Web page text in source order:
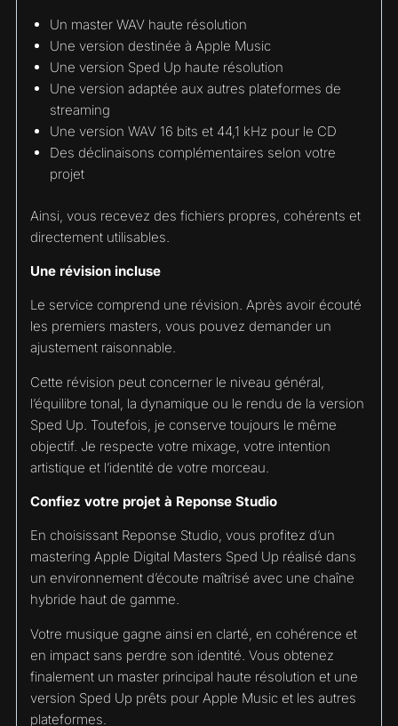
Un master WAV haute résolution
Une version destinée à Apple Music
Une version Sped Up haute résolution
Une version adaptée aux autres plateformes de
streaming
Une version WAV 16 bits et 44,1 kHz pour le CD
Des déclinaisons complémentaires selon votre
projet
Ainsi, vous recevez des fichiers propres, cohérents et
directement utilisables.
Une révision incluse
Le service comprend une révision. Après avoir écouté
les premiers masters, vous pouvez demander un
ajustement raisonnable.
Cette révision peut concerner le niveau général,
l’équilibre tonal, la dynamique ou le rendu de la version
Sped Up. Toutefois, je conserve toujours le même
objectif. Je respecte votre mixage, votre intention
artistique et l’identité de votre morceau.
Confiez votre projet à Reponse Studio
En choisissant Reponse Studio, vous profitez d’un
mastering Apple Digital Masters Sped Up réalisé dans
un environnement d’écoute maîtrisé avec une chaîne
hybride haut de gamme.
Votre musique gagne ainsi en clarté, en cohérence et
en impact sans perdre son identité. Vous obtenez
finalement un master principal haute résolution et une
version Sped Up prêts pour Apple Music et les autres
plateformes.